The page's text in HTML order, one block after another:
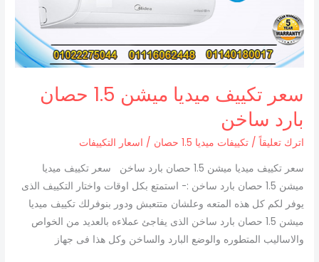
سعر تكييف ميديا ميشن 1.5 حصان
بارد ساخن
اترك تعليقاً /تكييفات ميديا 1.5 حصان / اسعار التكييفات
سعر تكييف ميديا ميشن 1.5 حصان بارد ساخن سعر تكييف ميديا
ميشن 1.5 حصان بارد ساخن :- استمتع بكل اوقات واختار التكييف الذى
يوفر لكم كل هذه المتعه وعلشان متتعبش ودور بنوفرلك تكييف ميديا
ميشن 1.5 حصان بارد ساخن الذى يفاجئ عملاءه بالعديد من الخواص
والاساليب المتطوره والوضع البارد والساخن وكل هذا فى جهاز
حصان
بارد
ساخن